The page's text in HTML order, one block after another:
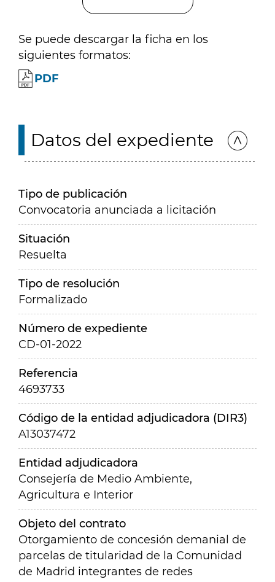
Se puede descargar la ficha en los
siguientes formatos:
PDF
Datos del expediente
Tipo de publicación
Convocatoria anunciada a licitación
Situación
Resuelta
Tipo de resolución
Formalizado
Número de expediente
CD-01-2022
Referencia
4693733
Código de la entidad adjudicadora (DIR3)
A13037472
Entidad adjudicadora
Consejería de Medio Ambiente,
Agricultura e Interior
Objeto del contrato
Otorgamiento de concesión demanial de
parcelas de titularidad de la Comunidad
de Madrid integrantes de redes